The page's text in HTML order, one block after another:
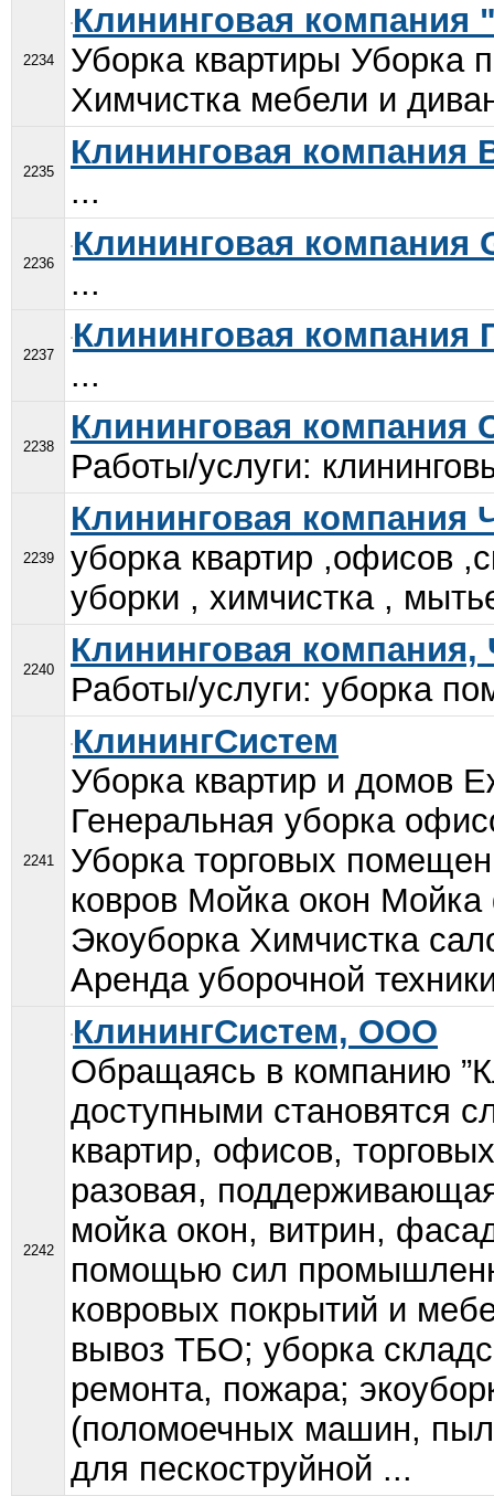
2234
Клининговая компания
Уборка квартиры Уборка
Химчистка мебели и
2235
Клининговая компания
...
2236
Клининговая компания
...
2237
Клининговая компания
...
2238
Клининговая компания
Работы/услуги:
2239
Клининговая компания
уборка квартир ,офисов
уборки , химчистка ,
2240
Клининговая
Работы/услуги: уборка
2241
КлинингСистем
Уборка квартир и домов
Генеральная уборка
Уборка торговых
ковров Мойка окон
Экоуборка Химчистка
Аренда уборочной
2242
КлинингСистем, ООО
Обращаясь в компанию
доступными становятся
квартир, офисов,
разовая,
мойка окон, витрин,
помощью сил
ковровых покрытий и
вывоз ТБО; уборка
ремонта, пожара;
(поломоечных машин,
для пескоструйной ...